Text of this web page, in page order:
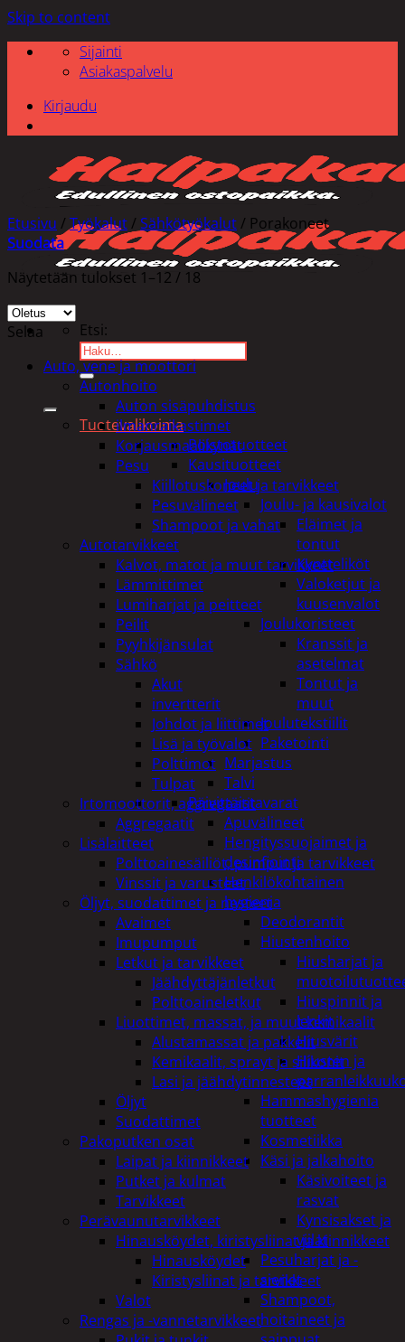
Skip to content
Sijainti
Asiakaspalvelu
Kirjaudu
Etsi:
Tuotevalikoima
Poistotuotteet
Kausituotteet
Joulu
Joulu- ja kausivalot
Eläimet ja
tontut
Kyntteliköt
Valoketjut ja
kuusenvalot
Joulukoristeet
Kranssit ja
asetelmat
Tontut ja
muut
Joulutekstiilit
Paketointi
Marjastus
Talvi
Päivittäistavarat
Apuvälineet
Hengityssuojaimet ja
desinfiointi
Henkilökohtainen
hygienia
Deodorantit
Hiustenhoito
Hiusharjat ja
Hiuspinnit ja
lenkit
Hiusvärit
Hiusten ja
Hammashygienia
tuotteet
Kosmetiikka
Käsi ja jalkahoito
Käsivoiteet ja
rasvat
Kynsisakset ja
viilat
Pesuharjat ja -
sienet
Shampoot,
hoitaineet ja
Etusivu / Työkalut / Sähkötyökalut / Porakoneet
Suodata
Näytetään tulokset 1–12 / 18
Selaa
Auto, vene ja moottori
Autonhoito
Auton sisäpuhdistus
ilmanraikastimet
Korjausmaalikynät
Pesu
Kiillotuskoneet ja tarvikkeet
Pesuvälineet
Shampoot ja vahat
Autotarvikkeet
Kalvot, matot ja muut tarvikkeet
Lämmittimet
Lumiharjat ja peitteet
Peilit
Pyyhkijänsulat
Sähkö
Akut
invertterit
Johdot ja liittimet
Lisä ja työvalot
Polttimot
Tulpat
Irtomoottorit, aggregaatit
Aggregaatit
Lisälaitteet
Polttoainesäiliöt, pumput ja tarvikkeet
Vinssit ja varusteet
Öljyt, suodattimet ja nesteet
Avaimet
Imupumput
Letkut ja tarvikkeet
Jäähdyttäjänletkut
Polttoaineletkut
Liuottimet, massat, ja muut kemikaalit
Alustamassat ja pakkelit
Kemikaalit, sprayt ja silikonit
Lasi ja jäähdytinnesteet
Öljyt
Suodattimet
Pakoputken osat
Laipat ja kiinnikkeet
Putket ja kulmat
Tarvikkeet
Perävaunutarvikkeet
Hinausköydet, kiristysliinat ja kiinnikkeet
Hinausköydet
Kiristysliinat ja tarvikkeet
Valot
Rengas ja -vannetarvikkeet